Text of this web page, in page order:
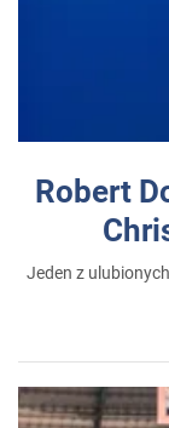
Robert
Jeden z